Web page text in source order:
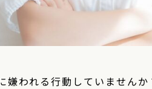
われる行動していませんか